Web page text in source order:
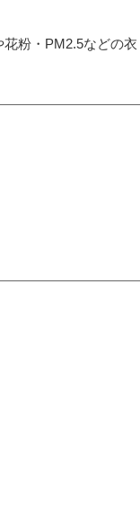
粉・PM2.5などの衣